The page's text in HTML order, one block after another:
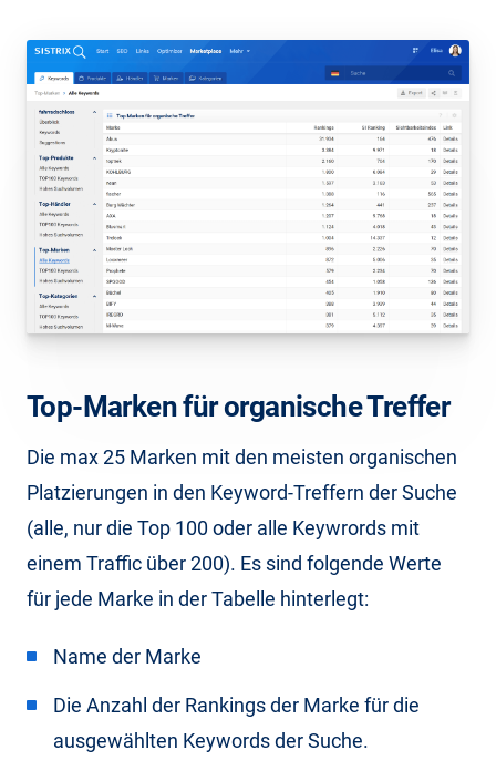
Top-Marken für organische Treffer
Die max 25 Marken mit den meisten organischen
Platzierungen in den Keyword-Treffern der Suche
(alle, nur die Top 100 oder alle Keywrords mit
einem Traffic über 200). Es sind folgende Werte
für jede Marke in der Tabelle hinterlegt:
Name der Marke
Die Anzahl der Rankings der Marke für die
ausgewählten Keywords der Suche.